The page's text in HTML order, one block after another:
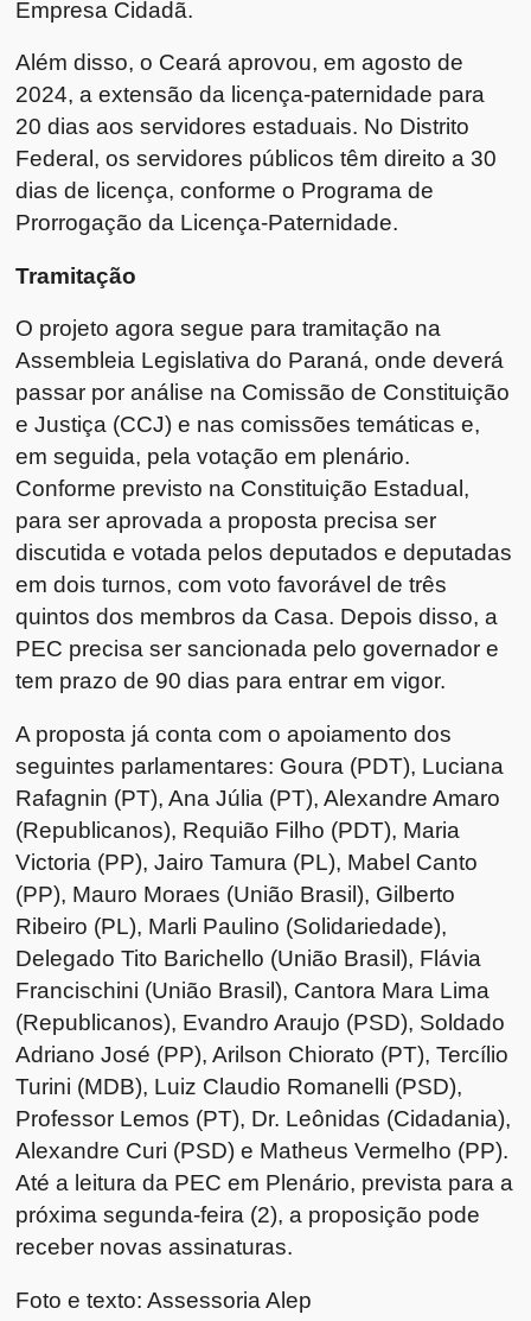
Empresa Cidadã.
Além disso, o Ceará aprovou, em agosto de
2024, a extensão da licença-paternidade para
20 dias aos servidores estaduais. No Distrito
Federal, os servidores públicos têm direito a 30
dias de licença, conforme o Programa de
Prorrogação da Licença-Paternidade.
Tramitação
O projeto agora segue para tramitação na
Assembleia Legislativa do Paraná, onde deverá
passar por análise na Comissão de Constituição
e Justiça (CCJ) e nas comissões temáticas e,
em seguida, pela votação em plenário.
Conforme previsto na Constituição Estadual,
para ser aprovada a proposta precisa ser
discutida e votada pelos deputados e deputadas
em dois turnos, com voto favorável de três
quintos dos membros da Casa. Depois disso, a
PEC precisa ser sancionada pelo governador e
tem prazo de 90 dias para entrar em vigor.
A proposta já conta com o apoiamento dos
seguintes parlamentares: Goura (PDT), Luciana
Rafagnin (PT), Ana Júlia (PT), Alexandre Amaro
(Republicanos), Requião Filho (PDT), Maria
Victoria (PP), Jairo Tamura (PL), Mabel Canto
(PP), Mauro Moraes (União Brasil), Gilberto
Ribeiro (PL), Marli Paulino (Solidariedade),
Delegado Tito Barichello (União Brasil), Flávia
Francischini (União Brasil), Cantora Mara Lima
(Republicanos), Evandro Araujo (PSD), Soldado
Adriano José (PP), Arilson Chiorato (PT), Tercílio
Turini (MDB), Luiz Claudio Romanelli (PSD),
Professor Lemos (PT), Dr. Leônidas (Cidadania),
Alexandre Curi (PSD) e Matheus Vermelho (PP).
Até a leitura da PEC em Plenário, prevista para a
próxima segunda-feira (2), a proposição pode
receber novas assinaturas.
Foto e texto: Assessoria Alep